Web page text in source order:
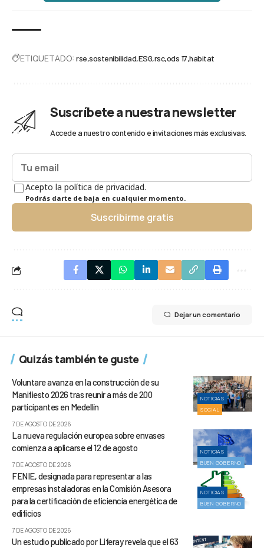
ETIQUETADO: rse sostenibilidad ESG rsc ods 17 habitat
Suscríbete a nuestra newsletter
Accede a nuestro contenido e invitaciones más exclusivas.
Acepto la política de privacidad.
Podrás darte de baja en cualquier momento.
Suscribirme gratis
Dejar un comentario
Quizás también te guste
NOTICIAS
SOCIAL
Voluntare avanza en la construcción de su
Manifiesto 2026 tras reunir a más de 200
participantes en Medellín
7 DE AGOSTO DE 2026
NOTICIAS
BUEN GOBIERNO
La nueva regulación europea sobre envases
comienza a aplicarse el 12 de agosto
7 DE AGOSTO DE 2026
NOTICIAS
BUEN GOBIERNO
FENIE, designada para representar a las
empresas instaladoras en la Comisión Asesora
para la certificación de eficiencia energética de
edificios
7 DE AGOSTO DE 2026
Un estudio publicado por Liferay revela que el 63